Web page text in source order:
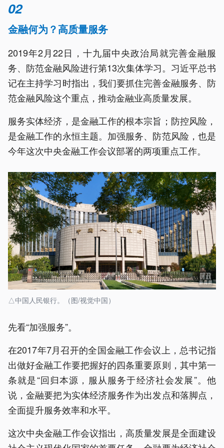
02
金融何为？高质量服务
2019年2月22日，十九届中央政治局就完善金融服
务、防范金融风险进行第13次集体学习。习近平总书
记在主持学习时指出，我们要抓住完善金融服务、防
范金融风险这个重点，推动金融业高质量发展。
服务实体经济，是金融工作的根本宗旨；防控风险，
是金融工作的永恒主题。加强服务、防范风险，也是
今年这次中央金融工作会议部署的两项重点工作。
△中国人民银行。（图/视觉中国）
先看“加强服务”。
在2017年7月召开的全国金融工作会议上，总书记指
出做好金融工作要把握好的四条重要原则，其中第一
条就是“回归本源，服从服务于经济社会发展”。他
说，金融要把为实体经济服务作为出发点和落脚点，
全面提升服务效率和水平。
这次中央金融工作会议指出，高质量发展是全面建设